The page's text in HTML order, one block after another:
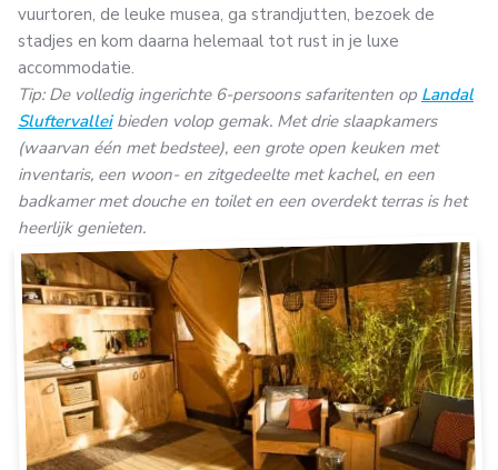
vuurtoren, de leuke musea, ga strandjutten, bezoek de
stadjes en kom daarna helemaal tot rust in je luxe
accommodatie.
Tip: De volledig ingerichte 6-persoons safaritenten op Landal
Sluftervalleibieden volop gemak. Met drie slaapkamers
(waarvan één met bedstee), een grote open keuken met
inventaris, een woon- en zitgedeelte met kachel, en een
badkamer met douche en toilet en een overdekt terras is het
heerlijk genieten.